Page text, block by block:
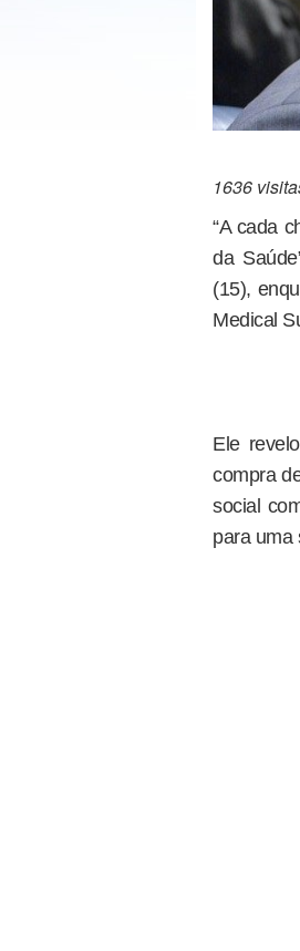
1636
“A cada
da
(15),
Medical
Ele
compra
social
para uma